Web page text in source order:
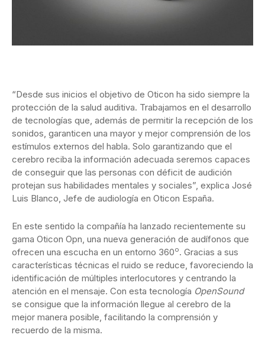
“Desde sus inicios el objetivo de Oticon ha sido siempre la
protección de la salud auditiva. Trabajamos en el desarrollo
de tecnologías que, además de permitir la recepción de los
sonidos, garanticen una mayor y mejor comprensión de los
estímulos externos del habla. Solo garantizando que el
cerebro reciba la información adecuada seremos capaces
de conseguir que las personas con déficit de audición
protejan sus habilidades mentales y sociales”, explica José
Luis Blanco, Jefe de audiología en Oticon España.
En este sentido la compañía ha lanzado recientemente su
gama Oticon Opn, una nueva generación de audífonos que
ofrecen una escucha en un entorno 360o. Gracias a sus
características técnicas el ruido se reduce, favoreciendo la
identificación de múltiples interlocutores y centrando la
atención en el mensaje. Con esta tecnología OpenSound
se consigue que la información llegue al cerebro de la
mejor manera posible, facilitando la comprensión y
recuerdo de la misma.